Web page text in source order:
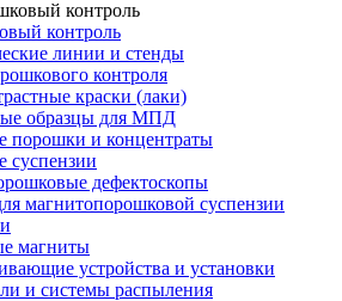
контроль
линии и стенды
контроля
краски (лаки)
образцы для МПД
порошки и концентраты
суспензии
дефектоскопы
магнитопорошковой суспензии
магниты
устройства и установки
и системы распыления